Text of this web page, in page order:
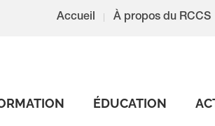
Accueil À propos du RCCS
ÉDUCATION